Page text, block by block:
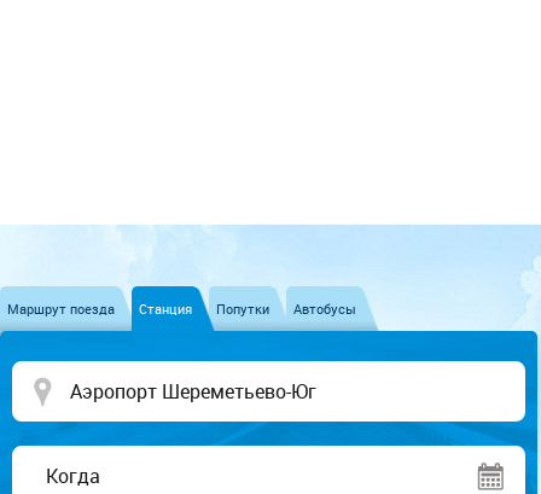
Маршрут поезда Станция Попутки Автобусы